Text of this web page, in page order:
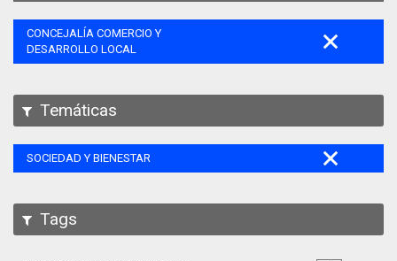
CONCEJALÍA COMERCIO Y
DESARROLLO LOCAL
Temáticas
SOCIEDAD Y BIENESTAR
Tags